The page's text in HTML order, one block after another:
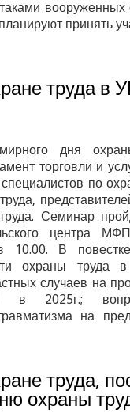
принять
труда
дня
торговли и
по
Семинар
центра
10.00. В
охраны труда в
случаев на
2025г.;
на
труда,
охраны